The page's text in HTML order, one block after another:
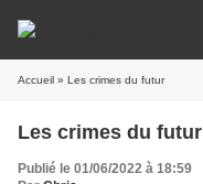
Accueil » Les crimes du futur
Les crimes du futur
Publié le 01/06/2022 à 18:59